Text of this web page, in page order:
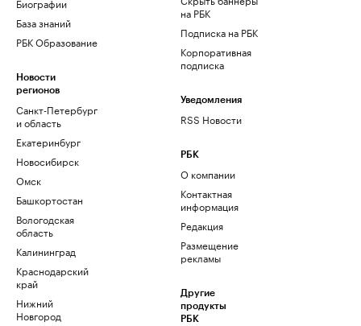
База знаний
РБК Образование
Новости
регионов
Санкт-Петербург
и область
Екатеринбург
Новосибирск
Омск
Башкортостан
Вологодская
область
Калининград
Краснодарский
край
Нижний
Новгород
на РБК
Подписка на РБК
Корпоративная
подписка
Уведомления
RSS Новости
РБК
О компании
Контактная
информация
Редакция
Размещение
рекламы
Другие
продукты
РБК